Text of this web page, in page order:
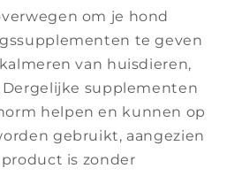
om je hond
te geven
van huisdieren,
Dergelijke supplementen
helpen en kunnen op
gebruikt, aangezien
is zonder